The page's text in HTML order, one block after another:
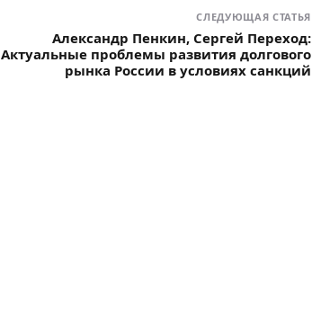
СЛЕДУЮЩАЯ СТАТЬЯ
Александр Пенкин, Сергей Переход:
Актуальные проблемы развития долгового
рынка России в условиях санкций